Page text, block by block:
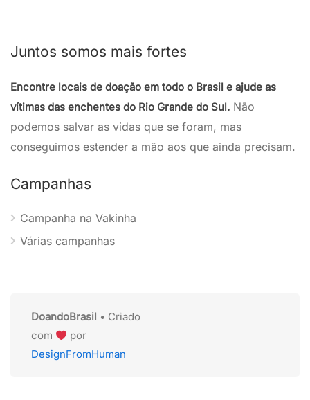
Juntos somos mais fortes
Encontre locais de doação em todo o Brasil e ajude as
vítimas das enchentes do Rio Grande do Sul. Não
podemos salvar as vidas que se foram, mas
conseguimos estender a mão aos que ainda precisam.
Campanhas
Campanha na Vakinha
Várias campanhas
DoandoBrasil • Criado
com
por
DesignFromHuman